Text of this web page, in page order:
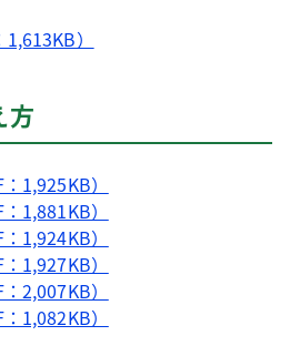
）
方
1,925KB）
1,881KB）
1,924KB）
1,927KB）
2,007KB）
1,082KB）